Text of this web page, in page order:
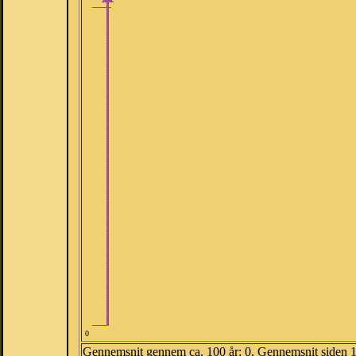
0
Gennemsnit gennem ca. 100 år: 0. Gennemsnit siden